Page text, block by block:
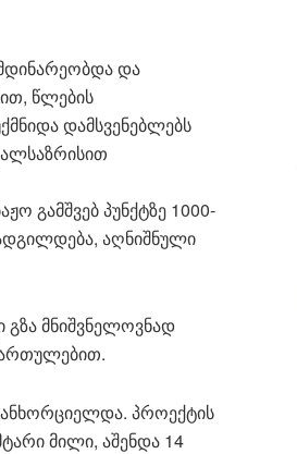
და
წლების
დამსვენებლებს
გამშვებ პუნქტზე 1000-
აღნიშნული
გზა მნიშვნელოვნად
პროექტის
მილი, აშენდა 14